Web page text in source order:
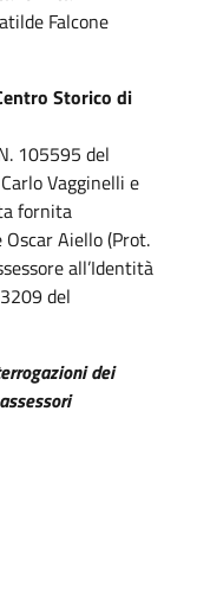
Falcone
Storico di
105595 del
Vagginelli e
fornita
Oscar Aiello (Prot.
all’Identità
del
dei